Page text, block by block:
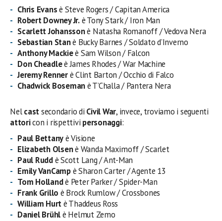
Chris Evansè Steve Rogers / Capitan America
Robert Downey Jr.è Tony Stark / Iron Man
Scarlett Johanssonè Natasha Romanoff / Vedova Nera
Sebastian Stanè Bucky Barnes / Soldato d’Inverno
Anthony Mackieè Sam Wilson / Falcon
Don Cheadleè James Rhodes / War Machine
Jeremy Rennerè Clint Barton / Occhio di Falco
Chadwick Bosemanè T’Challa / Pantera Nera
Nelcastsecondario di Civil War, invece, troviamo i seguenti
attoricon i rispettivi personaggi:
Paul Bettanyè Visione
Elizabeth Olsenè Wanda Maximoff / Scarlet
Paul Ruddè Scott Lang / Ant-Man
Emily VanCampè Sharon Carter / Agente 13
Tom Hollandè Peter Parker / Spider-Man
Frank Grillo è Brock Rumlow / Crossbones
William Hurtè Thaddeus Ross
Daniel Brühlè Helmut Zemo